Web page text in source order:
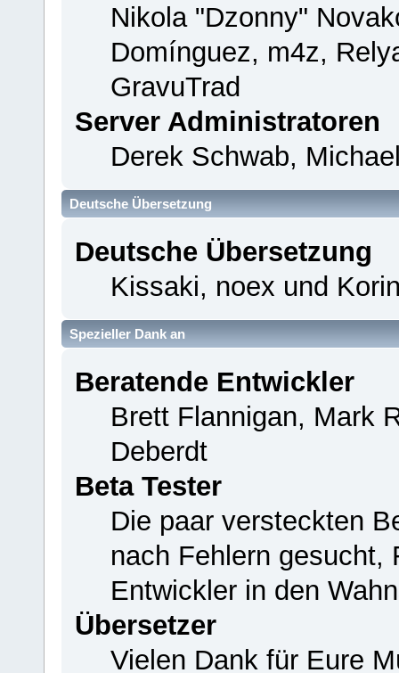
Nikola "Dzonny"
Domínguez, m4z,
GravuTrad
Server Administratoren
Derek Schwab,
Deutsche Übersetzung
Deutsche Übersetzung
Kissaki, noex und
Spezieller Dank an
Beratende Entwickler
Brett Flannigan, Mark
Deberdt
Beta Tester
Die paar versteckten
nach Fehlern gesucht,
Entwickler in den
Übersetzer
Vielen Dank für Eure